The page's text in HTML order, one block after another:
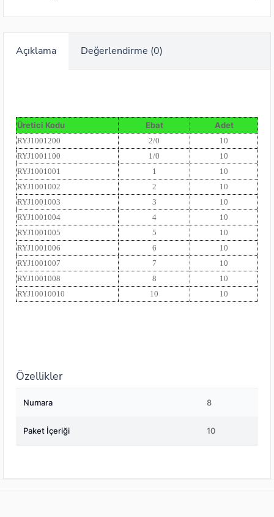
Açıklama Değerlendirme (0)
Üretici Kodu Ebat Adet
RYJ1001200 2/0
10
RYJ1001100
1/0
10
RYJ1001001
1
10
RYJ1001002
2
10
RYJ1001003
3
10
RYJ1001004
4
10
RYJ1001005
5
10
RYJ1001006
6
10
RYJ1001007
7
10
RYJ1001008
8
10
RYJ10010010
10 10
Özellikler
Numara 8
Paket İçeriği 10